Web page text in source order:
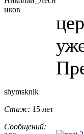
иков
shymsknik
Стаж: 15 лет
Сообщений: